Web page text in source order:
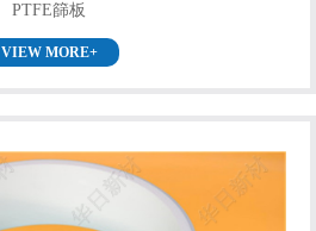
PTFE篩板
VIEW MORE+